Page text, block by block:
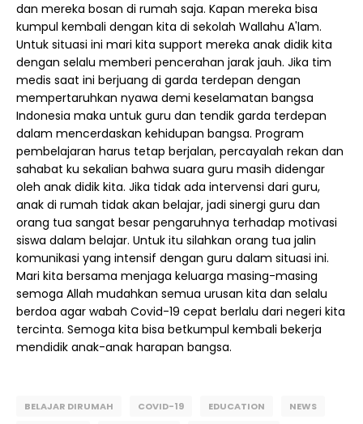
dan mereka bosan di rumah saja. Kapan mereka bisa
kumpul kembali dengan kita di sekolah Wallahu A'lam.
Untuk situasi ini mari kita support mereka anak didik kita
dengan selalu memberi pencerahan jarak jauh. Jika tim
medis saat ini berjuang di garda terdepan dengan
mempertaruhkan nyawa demi keselamatan bangsa
Indonesia maka untuk guru dan tendik garda terdepan
dalam mencerdaskan kehidupan bangsa. Program
pembelajaran harus tetap berjalan, percayalah rekan dan
sahabat ku sekalian bahwa suara guru masih didengar
oleh anak didik kita. Jika tidak ada intervensi dari guru,
anak di rumah tidak akan belajar, jadi sinergi guru dan
orang tua sangat besar pengaruhnya terhadap motivasi
siswa dalam belajar. Untuk itu silahkan orang tua jalin
komunikasi yang intensif dengan guru dalam situasi ini.
Mari kita bersama menjaga keluarga masing-masing
semoga Allah mudahkan semua urusan kita dan selalu
berdoa agar wabah Covid-19 cepat berlalu dari negeri kita
tercinta. Semoga kita bisa betkumpul kembali bekerja
mendidik anak-anak harapan bangsa.
BELAJAR DIRUMAH COVID-19 EDUCATION
NEWS